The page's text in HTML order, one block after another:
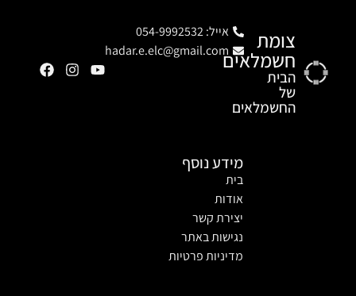
צומת
חשמלאים
הבית
של
החשמלאים
אייל: 054-9992532
hadar.e.elc@gmail.com
מידע נוסף
בית
אודות
יצירת קשר
נגישות באתר
מדיניות פרטיות